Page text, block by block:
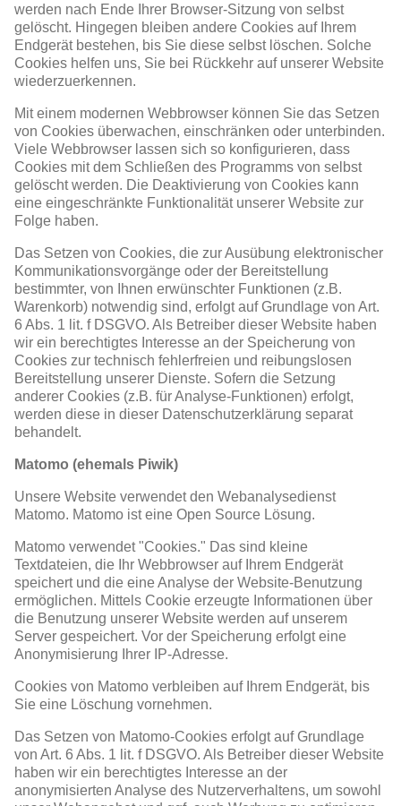
werden nach Ende Ihrer Browser-Sitzung von selbst
gelöscht. Hingegen bleiben andere Cookies auf Ihrem
Endgerät bestehen, bis Sie diese selbst löschen. Solche
Cookies helfen uns, Sie bei Rückkehr auf unserer Website
wiederzuerkennen.
Mit einem modernen Webbrowser können Sie das Setzen
von Cookies überwachen, einschränken oder unterbinden.
Viele Webbrowser lassen sich so konfigurieren, dass
Cookies mit dem Schließen des Programms von selbst
gelöscht werden. Die Deaktivierung von Cookies kann
eine eingeschränkte Funktionalität unserer Website zur
Folge haben.
Das Setzen von Cookies, die zur Ausübung elektronischer
Kommunikationsvorgänge oder der Bereitstellung
bestimmter, von Ihnen erwünschter Funktionen (z.B.
Warenkorb) notwendig sind, erfolgt auf Grundlage von Art.
6 Abs. 1 lit. f DSGVO. Als Betreiber dieser Website haben
wir ein berechtigtes Interesse an der Speicherung von
Cookies zur technisch fehlerfreien und reibungslosen
Bereitstellung unserer Dienste. Sofern die Setzung
anderer Cookies (z.B. für Analyse-Funktionen) erfolgt,
werden diese in dieser Datenschutzerklärung separat
behandelt.
Matomo (ehemals Piwik)
Unsere Website verwendet den Webanalysedienst
Matomo. Matomo ist eine Open Source Lösung.
Matomo verwendet "Cookies." Das sind kleine
Textdateien, die Ihr Webbrowser auf Ihrem Endgerät
speichert und die eine Analyse der Website-Benutzung
ermöglichen. Mittels Cookie erzeugte Informationen über
die Benutzung unserer Website werden auf unserem
Server gespeichert. Vor der Speicherung erfolgt eine
Anonymisierung Ihrer IP-Adresse.
Cookies von Matomo verbleiben auf Ihrem Endgerät, bis
Sie eine Löschung vornehmen.
Das Setzen von Matomo-Cookies erfolgt auf Grundlage
von Art. 6 Abs. 1 lit. f DSGVO. Als Betreiber dieser Website
haben wir ein berechtigtes Interesse an der
anonymisierten Analyse des Nutzerverhaltens, um sowohl